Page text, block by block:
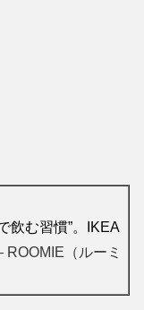
飲む習慣”。IKEA
ROOMIE（ルーミ